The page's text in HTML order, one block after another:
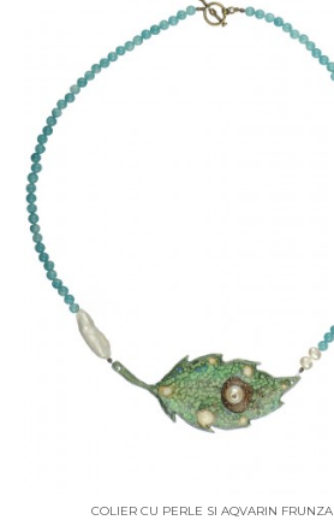
COLIER CU PERLE SI AQVARIN FRUNZA